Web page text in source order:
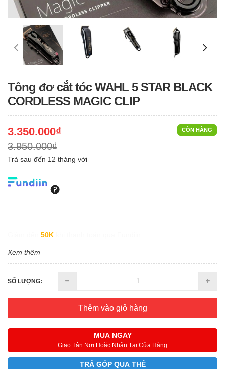
Tông đơ cắt tóc WAHL 5 STAR BLACK
CORDLESS MAGIC CLIP
CÒN HÀNG
3.350.000₫
3.950.000₫
Trả sau đến 12 tháng với
50K
Xem thêm
SỐ LƯỢNG:
Thêm vào giỏ hàng
MUA NGAY
Giao Tận Nơi Hoặc Nhận Tại Cửa Hàng
TRẢ GÓP QUA THẺ